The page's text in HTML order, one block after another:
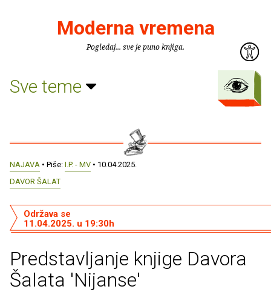
Moderna vremena
Pogledaj... sve je puno knjiga.
Sve teme
NAJAVA • Piše: I.P. - MV • 10.04.2025.
DAVOR ŠALAT
Predstavljanje knjige Davora
Šalata 'Nijanse'
Održava se
11.04.2025. u 19:30h